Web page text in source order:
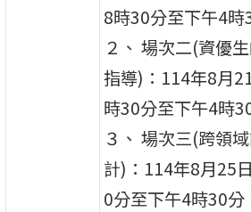
8時30分至下午4時
２、 場次二(資優
指導)：114年8月
時30分至下午4時
３、 場次三(跨領
計)：114年8月25
0分至下午4時30分